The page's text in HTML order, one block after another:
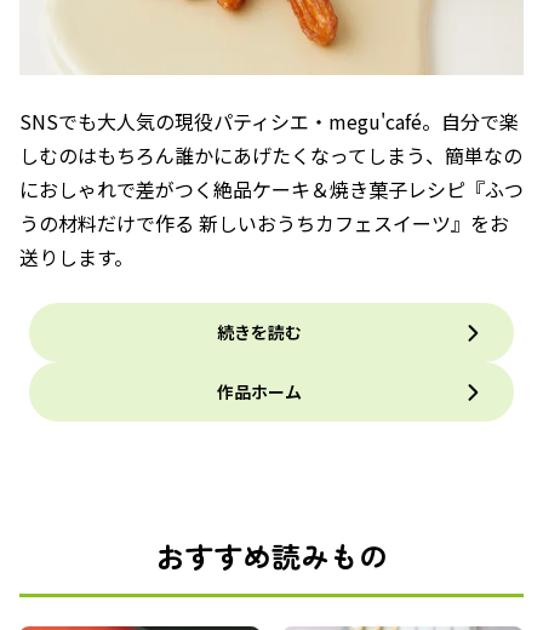
SNSでも大人気の現役パティシエ・megu'café。自分で楽
しむのはもちろん誰かにあげたくなってしまう、簡単なの
におしゃれで差がつく絶品ケーキ＆焼き菓子レシピ『ふつ
うの材料だけで作る 新しいおうちカフェスイーツ』をお
送りします。
続きを読む
作品ホーム
おすすめ読みもの